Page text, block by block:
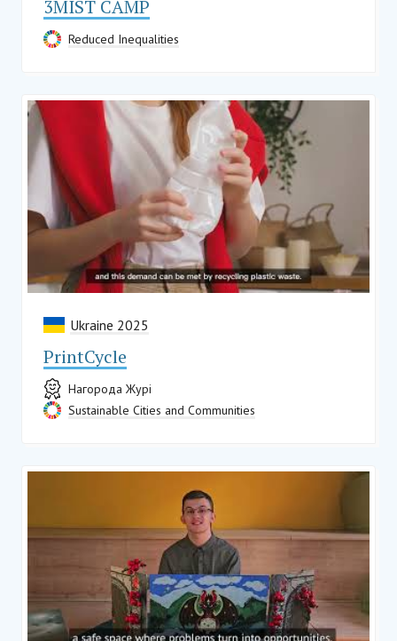
3MIST CAMP
Reduced Inequalities
Ukraine 2025
PrintCycle
Нагорода Журі
Sustainable Cities and Communities